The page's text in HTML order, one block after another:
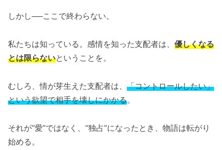
しかし──ここで終わらない。
私たちは知っている。感情を知った支配者は、 優しくなる
とは限らないということを。
むしろ、情が芽生えた支配者は、 「コントロールしたい」
という欲望で相手を壊しにかかる。
それが“愛”ではなく、“独占”になったとき、物語は転がり
始める。